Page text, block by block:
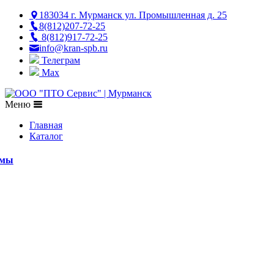
183034 г. Мурманск ул. Промышленная д. 25
8(812)207-72-25
8(812)917-72-25
info@kran-spb.ru
Телеграм
Max
Меню
Главная
Каталог